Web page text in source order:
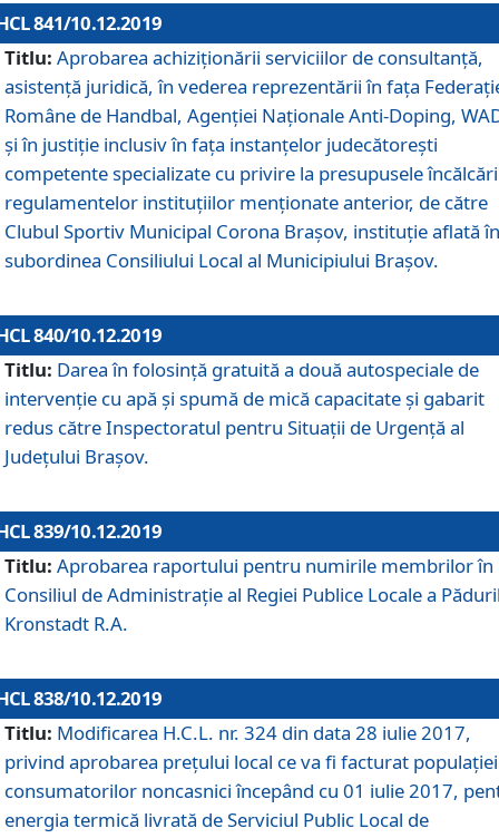
841/10.12.2019
Titlu: Aprobarea achiziționării serviciilor de consultanță,
asistență juridică, în vederea reprezentării în fața
Române de Handbal, Agenției Naționale Anti-Doping,
și în justiție inclusiv în fața instanțelor judecătorești
competente specializate cu privire la presupusele
regulamentelor instituțiilor menționate anterior, de către
Clubul Sportiv Municipal Corona Braşov, instituție aflată în
subordinea Consiliului Local al Municipiului Brașov.
840/10.12.2019
Titlu: Darea în folosință gratuită a două autospeciale de
intervenție cu apă și spumă de mică capacitate și gabarit
redus către Inspectoratul pentru Situaţii de Urgenţă al
Judeţului Brașov.
839/10.12.2019
Titlu: Aprobarea raportului pentru numirile membrilor în
Consiliul de Administraţie al Regiei Publice Locale a
Kronstadt R.A.
838/10.12.2019
Titlu: Modificarea H.C.L. nr. 324 din data 28 iulie 2017,
privind aprobarea preţului local ce va fi facturat
consumatorilor noncasnici începând cu 01 iulie 2017,
energia termică livrată de Serviciul Public Local de